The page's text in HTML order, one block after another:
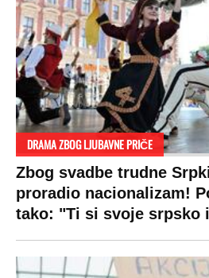
DRAMA ZBOG LJUBAVNE PRIČE
Zbog svadbe trudne
proradio nacionalizam!
tako: "Ti si svoje srpsko